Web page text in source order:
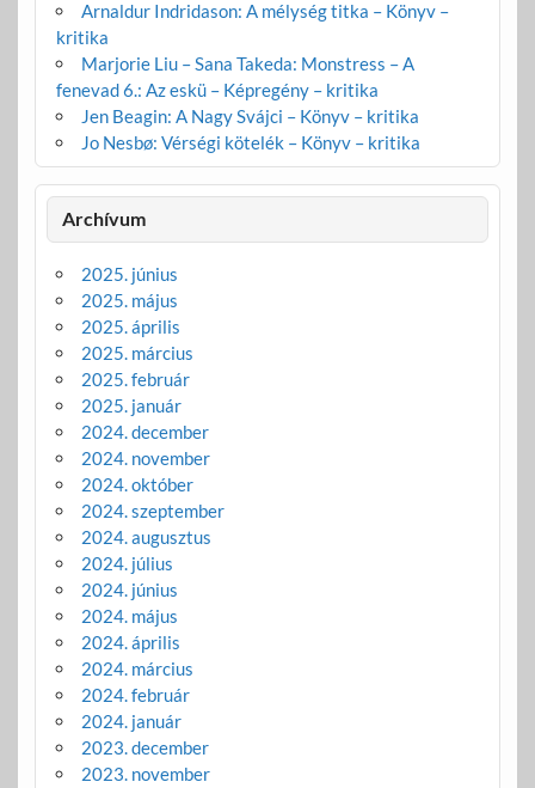
Arnaldur Indridason: A mélység titka – Könyv –
kritika
Marjorie Liu – Sana Takeda: Monstress – A
fenevad 6.: Az eskü – Képregény – kritika
Jen Beagin: A Nagy Svájci – Könyv – kritika
Jo Nesbø: Vérségi kötelék – Könyv – kritika
Archívum
2025. június
2025. május
2025. április
2025. március
2025. február
2025. január
2024. december
2024. november
2024. október
2024. szeptember
2024. augusztus
2024. július
2024. június
2024. május
2024. április
2024. március
2024. február
2024. január
2023. december
2023. november